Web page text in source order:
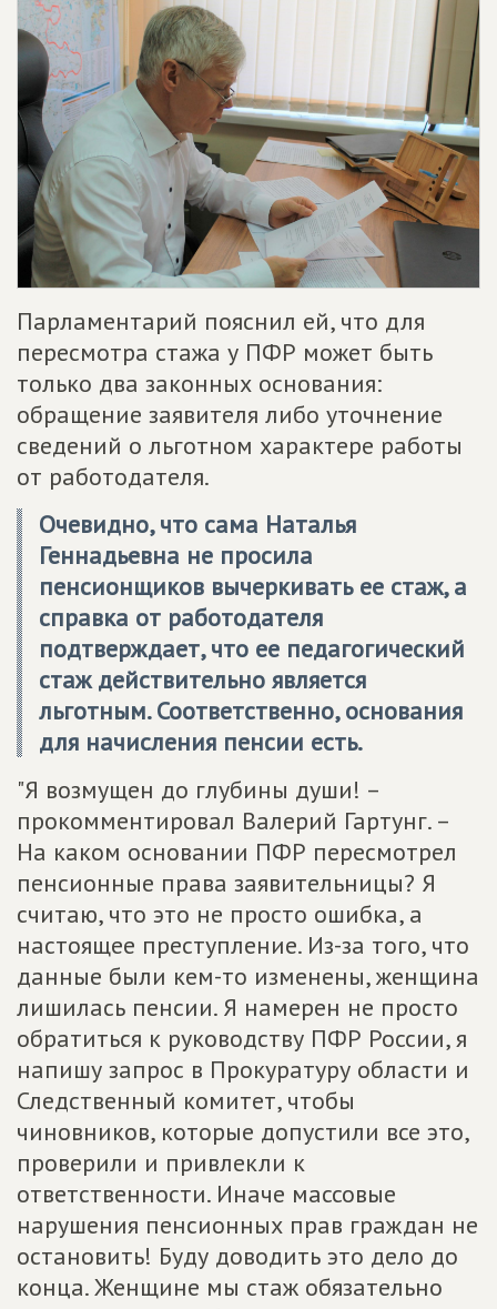
Парламентарий пояснил ей, что для
пересмотра стажа у ПФР может быть
только два законных основания:
обращение заявителя либо уточнение
сведений о льготном характере работы
от работодателя.
Очевидно, что сама Наталья
Геннадьевна не просила
пенсионщиков вычеркивать ее стаж, а
справка от работодателя
подтверждает, что ее педагогический
стаж действительно является
льготным. Соответственно, основания
для начисления пенсии есть.
"Я возмущен до глубины души! –
прокомментировал Валерий Гартунг. –
На каком основании ПФР пересмотрел
пенсионные права заявительницы? Я
считаю, что это не просто ошибка, а
настоящее преступление. Из-за того, что
данные были кем-то изменены, женщина
лишилась пенсии. Я намерен не просто
обратиться к руководству ПФР России, я
напишу запрос в Прокуратуру области и
Следственный комитет, чтобы
чиновников, которые допустили все это,
проверили и привлекли к
ответственности. Иначе массовые
нарушения пенсионных прав граждан не
остановить! Буду доводить это дело до
конца. Женщине мы стаж обязательно